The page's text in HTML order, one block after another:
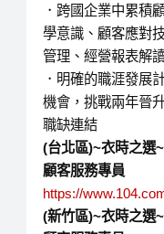
．跨國企業中累積
學意識、顧客應對
管理、經營報表解
．明確的職涯發展
機會，挑戰兩年晉
職缺連結
(台北區)~衣時之選
顧客服務專員
https://
(新竹區)~衣時之選